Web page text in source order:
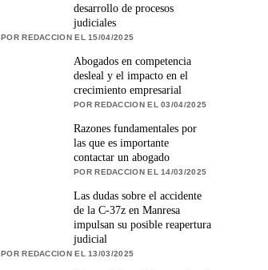
desarrollo de procesos
judiciales
POR REDACCION EL 15/04/2025
Abogados en competencia
desleal y el impacto en el
crecimiento empresarial
POR REDACCION EL 03/04/2025
Razones fundamentales por
las que es importante
contactar un abogado
POR REDACCION EL 14/03/2025
Las dudas sobre el accidente
de la C-37z en Manresa
impulsan su posible reapertura
judicial
POR REDACCION EL 13/03/2025